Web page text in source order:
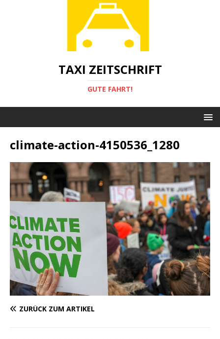
TAXI ZEITSCHRIFT
GUTE FAHRT!
climate-action-4150536_1280
ZURÜCK ZUM ARTIKEL